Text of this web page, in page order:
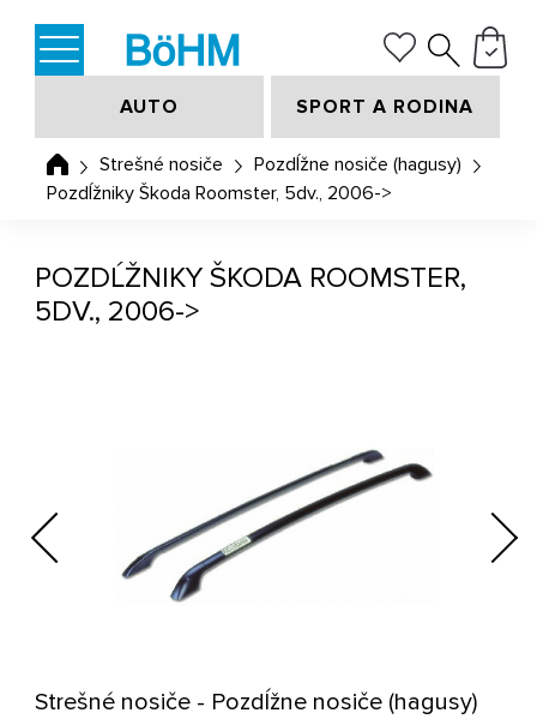
AUTO SPORT A RODINA
Strešné nosiče
Pozdĺžne nosiče (hagusy)
Pozdĺžniky Škoda Roomster, 5dv., 2006->
Previous Next
POZDĹŽNIKY ŠKODA ROOMSTER,
5DV., 2006->
Strešné nosiče - Pozdĺžne nosiče (hagusy)